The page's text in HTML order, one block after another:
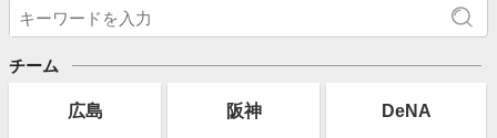
チーム
広島 阪神 DeNA